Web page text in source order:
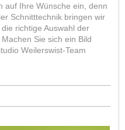
auf Ihre Wünsche ein, denn
Schnitttechnik bringen wir
richtige Auswahl der
Sie sich ein Bild
Weilerswist-Team